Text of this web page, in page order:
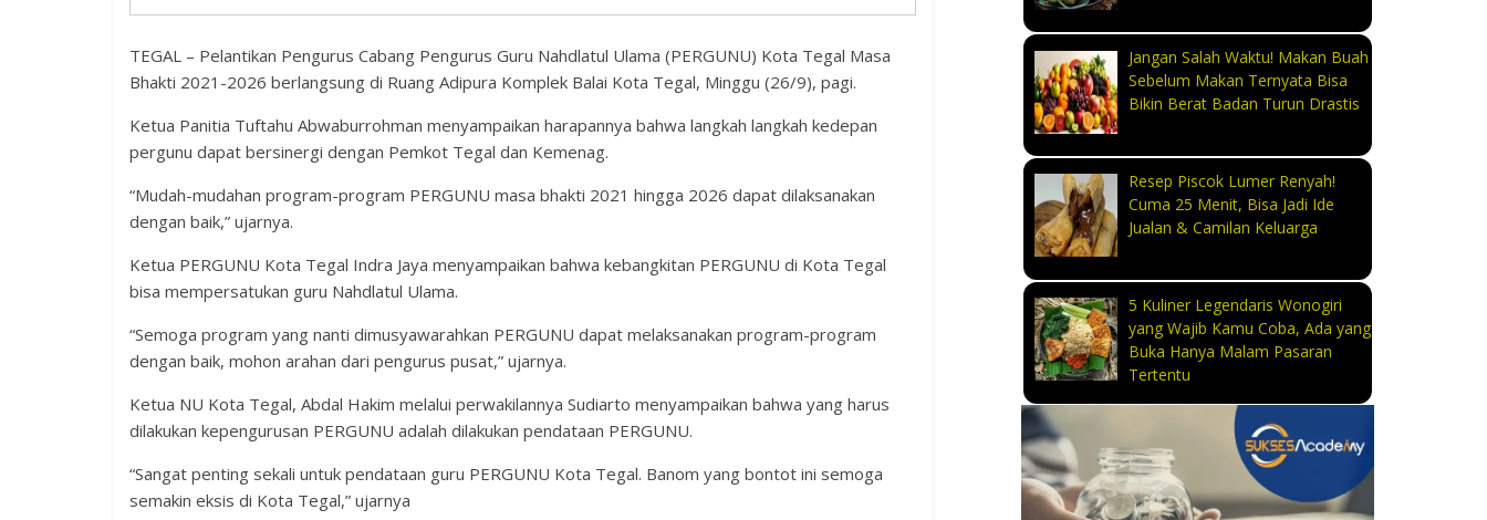
TEGAL – Pelantikan Pengurus Cabang Pengurus Guru Nahdlatul Ulama (PERGUNU) Kota Tegal Masa
Bhakti 2021-2026 berlangsung di Ruang Adipura Komplek Balai Kota Tegal, Minggu (26/9), pagi.
Ketua Panitia Tuftahu Abwaburrohman menyampaikan harapannya bahwa langkah langkah kedepan
pergunu dapat bersinergi dengan Pemkot Tegal dan Kemenag.
“Mudah-mudahan program-program PERGUNU masa bhakti 2021 hingga 2026 dapat dilaksanakan
dengan baik,” ujarnya.
Ketua PERGUNU Kota Tegal Indra Jaya menyampaikan bahwa kebangkitan PERGUNU di Kota Tegal
bisa mempersatukan guru Nahdlatul Ulama.
“Semoga program yang nanti dimusyawarahkan PERGUNU dapat melaksanakan program-program
dengan baik, mohon arahan dari pengurus pusat,” ujarnya.
Ketua NU Kota Tegal, Abdal Hakim melalui perwakilannya Sudiarto menyampaikan bahwa yang harus
dilakukan kepengurusan PERGUNU adalah dilakukan pendataan PERGUNU.
“Sangat penting sekali untuk pendataan guru PERGUNU Kota Tegal. Banom yang bontot ini semoga
semakin eksis di Kota Tegal,” ujarnya
Jangan Salah Waktu! Makan Buah
Sebelum Makan Ternyata Bisa
Bikin Berat Badan Turun Drastis
Resep Piscok Lumer Renyah!
Cuma 25 Menit, Bisa Jadi Ide
Jualan & Camilan Keluarga
5 Kuliner Legendaris Wonogiri
yang Wajib Kamu Coba, Ada yang
Buka Hanya Malam Pasaran
Tertentu